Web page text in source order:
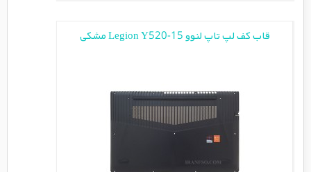
قاب کف لپ تاپ لنوو Legion Y520-15 مشکی